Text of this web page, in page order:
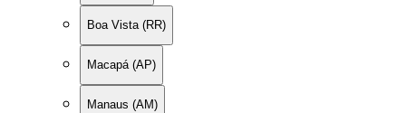
Boa Vista (RR)
Macapá (AP)
Manaus (AM)